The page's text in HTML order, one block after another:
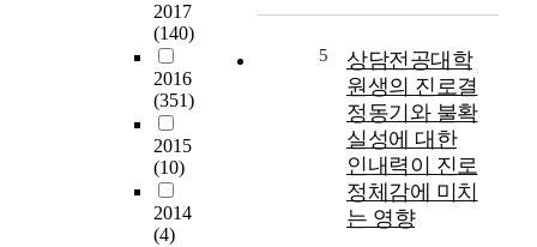
2017
(140)
2016
(351)
2015
(10)
2014
(4)
5
상담전공대학
원생의 진로결
정동기와 불확
실성에 대한
인내력이 진로
정체감에 미치
는 영향